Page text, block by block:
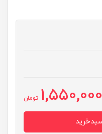
1,550,000 تومان